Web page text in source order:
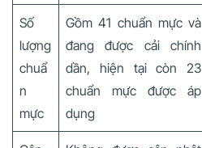
Số
lượng
chuẩ
n
mực
Gồm 41 chuẩn mực và
đang được cải chính
dần, hiện tại còn 23
chuẩn mực được áp
dụng